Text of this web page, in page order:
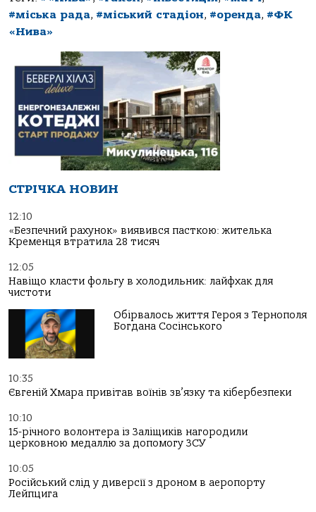
#міська рада, #міський стадіон, #оренда, #ФК
«Нива»
СТРІЧКА НОВИН
12:10
«Безпечний рахунок» виявився пасткою: жителька
Кременця втратила 28 тисяч
12:05
Навіщо класти фольгу в холодильник: лайфхак для
чистоти
Обірвалось життя Героя з Тернополя
Богдана Сосінського
10:35
Євгеній Хмара привітав воїнів зв’язку та кібербезпеки
10:10
15-річного волонтера із Заліщиків нагородили
церковною медаллю за допомогу ЗСУ
10:05
Російський слід у диверсії з дроном в аеропорту
Лейпцига